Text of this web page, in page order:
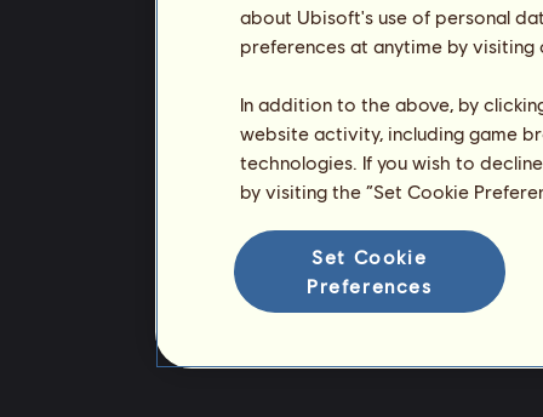
about Ubisoft's use of personal
preferences at anytime by
In addition to the above, by
website activity, including game
technologies. If you wish to
by visiting the “Set Cookie
Set Cookie
Preferences